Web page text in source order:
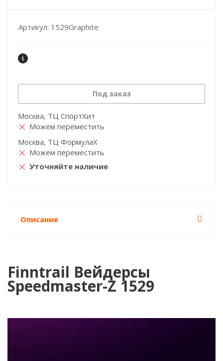
Артикул: 1529Graphite
Под заказ
Москва, ТЦ СпортХит
Можем переместить
Москва, ТЦ ФормулаХ
Можем переместить
Уточняйте наличие
Описание
Finntrail Вейдерсы
Speedmaster-Z 1529